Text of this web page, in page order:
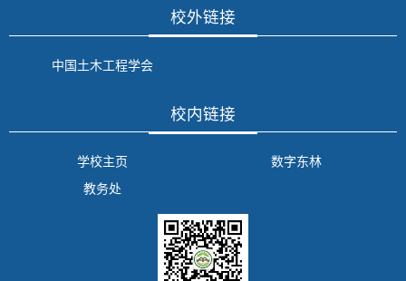
校外链接
中国土木工程学会
校内链接
学校主页
数字东林
教务处